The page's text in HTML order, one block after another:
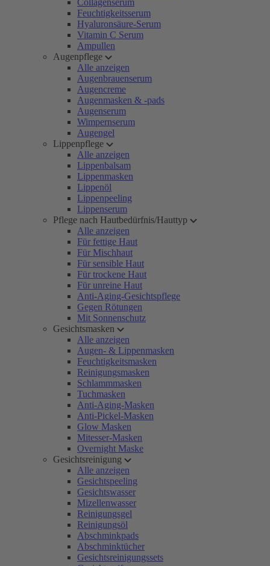
Collagenserum
Feuchtigkeitsserum
Hyaluronsäure-Serum
Vitamin C Serum
Ampullen
Augenpflege
Alle anzeigen
Augenbrauenserum
Augencreme
Augenmasken & -pads
Augenserum
Wimpernserum
Augengel
Lippenpflege
Alle anzeigen
Lippenbalsam
Lippenmasken
Lippenöl
Lippenpeeling
Lippenserum
Pflege nach Hautbedürfnis/Hauttyp
Alle anzeigen
Für fettige Haut
Für Mischhaut
Für sensible Haut
Für trockene Haut
Für unreine Haut
Anti-Aging-Gesichtspflege
Gegen Rötungen
Mit Sonnenschutz
Gesichtsmasken
Alle anzeigen
Augen- & Lippenmasken
Feuchtigkeitsmasken
Reinigungsmasken
Schlammmasken
Tuchmasken
Anti-Aging-Masken
Anti-Pickel-Masken
Glow Masken
Mitesser-Masken
Overnight Maske
Gesichtsreinigung
Alle anzeigen
Gesichtspeeling
Gesichtswasser
Mizellenwasser
Reinigungsgel
Reinigungsöl
Abschminkpads
Abschminktücher
Gesichtsreinigungssets